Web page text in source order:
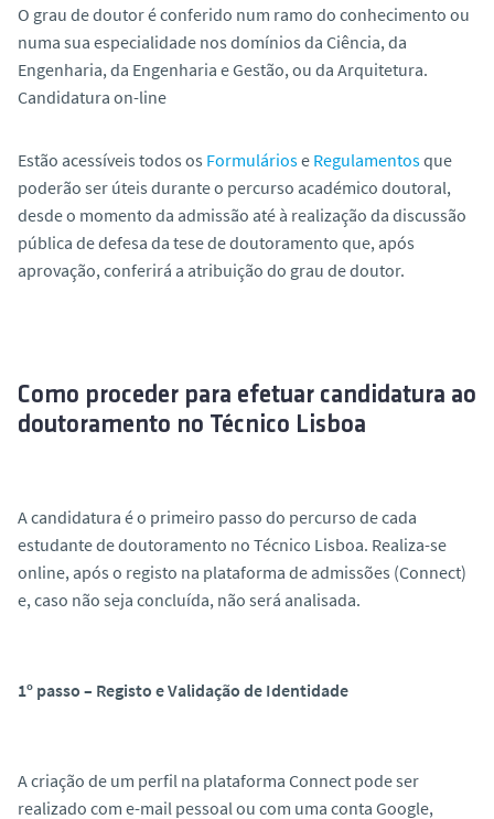
O grau de doutor é conferido num ramo do conhecimento ou
numa sua especialidade nos domínios da Ciência, da
Engenharia, da Engenharia e Gestão, ou da Arquitetura.
Candidatura on-line
Estão acessíveis todos os Formuláriose Regulamentosque
poderão ser úteis durante o percurso académico doutoral,
desde o momento da admissão até à realização da discussão
pública de defesa da tese de doutoramento que, após
aprovação, conferirá a atribuição do grau de doutor.
Como proceder para efetuar candidatura ao
doutoramento no Técnico Lisboa
A candidatura é o primeiro passo do percurso de cada
estudante de doutoramento no Técnico Lisboa. Realiza-se
online, após o registo na plataforma de admissões (Connect)
e, caso não seja concluída, não será analisada.
1º passo – Registo e Validação de Identidade
A criação de um perfil na plataforma Connect pode ser
realizado com e-mail pessoal ou com uma conta Google,